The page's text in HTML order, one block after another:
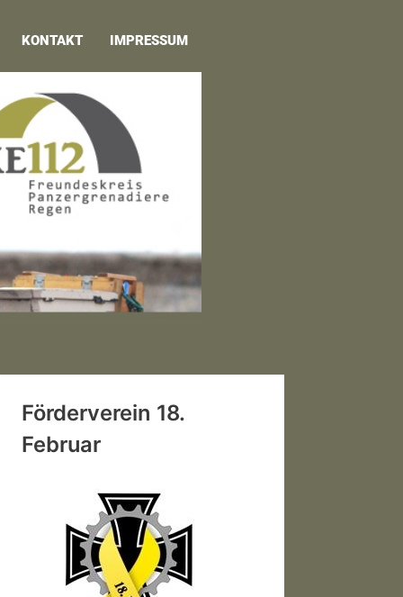
KONTAKT IMPRESSUM
Förderverein 18.
Februar